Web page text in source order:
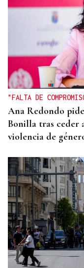
"FALTA DE
Ana Redondo
Bonilla tras ceder
violencia de